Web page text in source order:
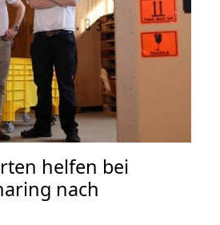
helfen bei
nach